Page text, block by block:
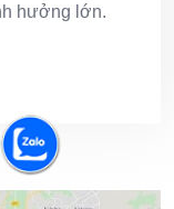
hưởng lớn.